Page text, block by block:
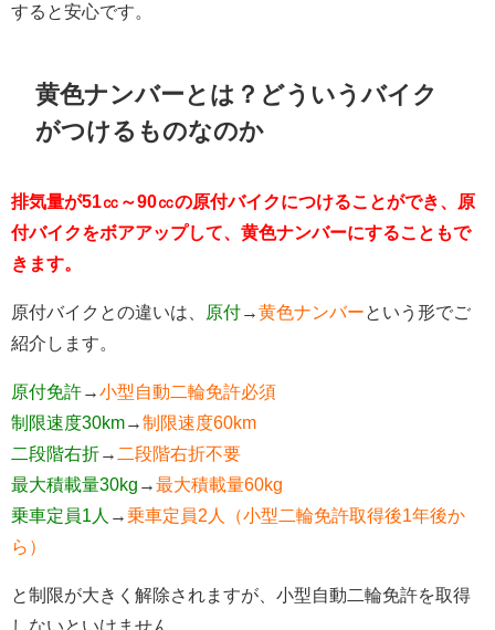
すると安心です。
黄色ナンバーとは？どういうバイク
がつけるものなのか
排気量が51㏄～90㏄の原付バイクにつけることができ、原
付バイクをボアアップして、黄色ナンバーにすることもで
きます。
原付バイクとの違いは、 原付→黄色ナンバーという形でご
紹介します。
原付免許→小型自動二輪免許必須
制限速度30km→制限速度60km
二段階右折→ 二段階右折不要
最大積載量30kg →最大積載量60kg
乗車定員1人 →乗車定員2人（小型二輪免許取得後1年後か
ら）
と制限が大きく解除されますが、小型自動二輪免許を取得
しないといけません。